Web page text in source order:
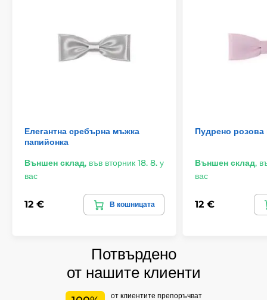
Елегантна сребърна мъжка
папийонка
Външен склад, във вторник 18. 8. у
вас
12 € В кошницата
Пудрено розова
Външен склад,
вас
12 €
Потвърдено
от нашите клиенти
от клиентите препоръчват